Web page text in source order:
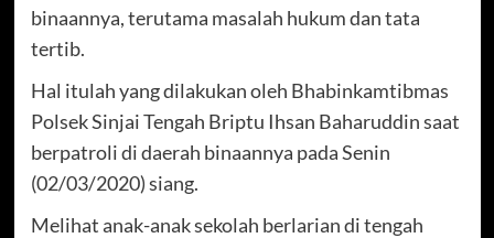
binaannya, terutama masalah hukum dan tata
tertib.
Hal itulah yang dilakukan oleh Bhabinkamtibmas
Polsek Sinjai Tengah Briptu Ihsan Baharuddin saat
berpatroli di daerah binaannya pada Senin
(02/03/2020) siang.
Melihat anak-anak sekolah berlarian di tengah